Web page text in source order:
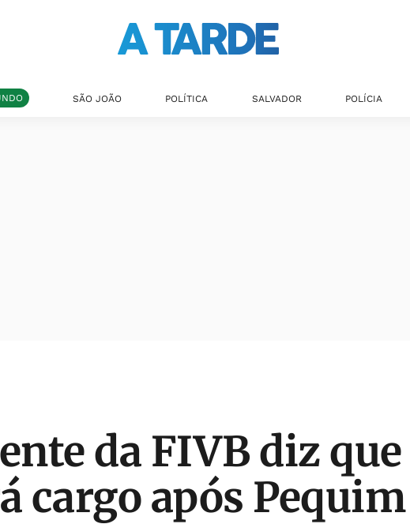
SÃO JOÃO POLÍTICA SALVADOR POLÍCIA
da FIVB diz que
cargo após Pequim